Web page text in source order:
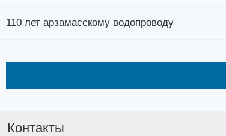
110 лет арзамасскому водопроводу
Контакты